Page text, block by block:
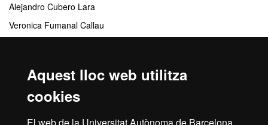
Aquest lloc web utilitza
cookies
Alejandro Cubero Lara
Veronica Fumanal Callau
Marçal Sarrats Ferres
Centres responsables